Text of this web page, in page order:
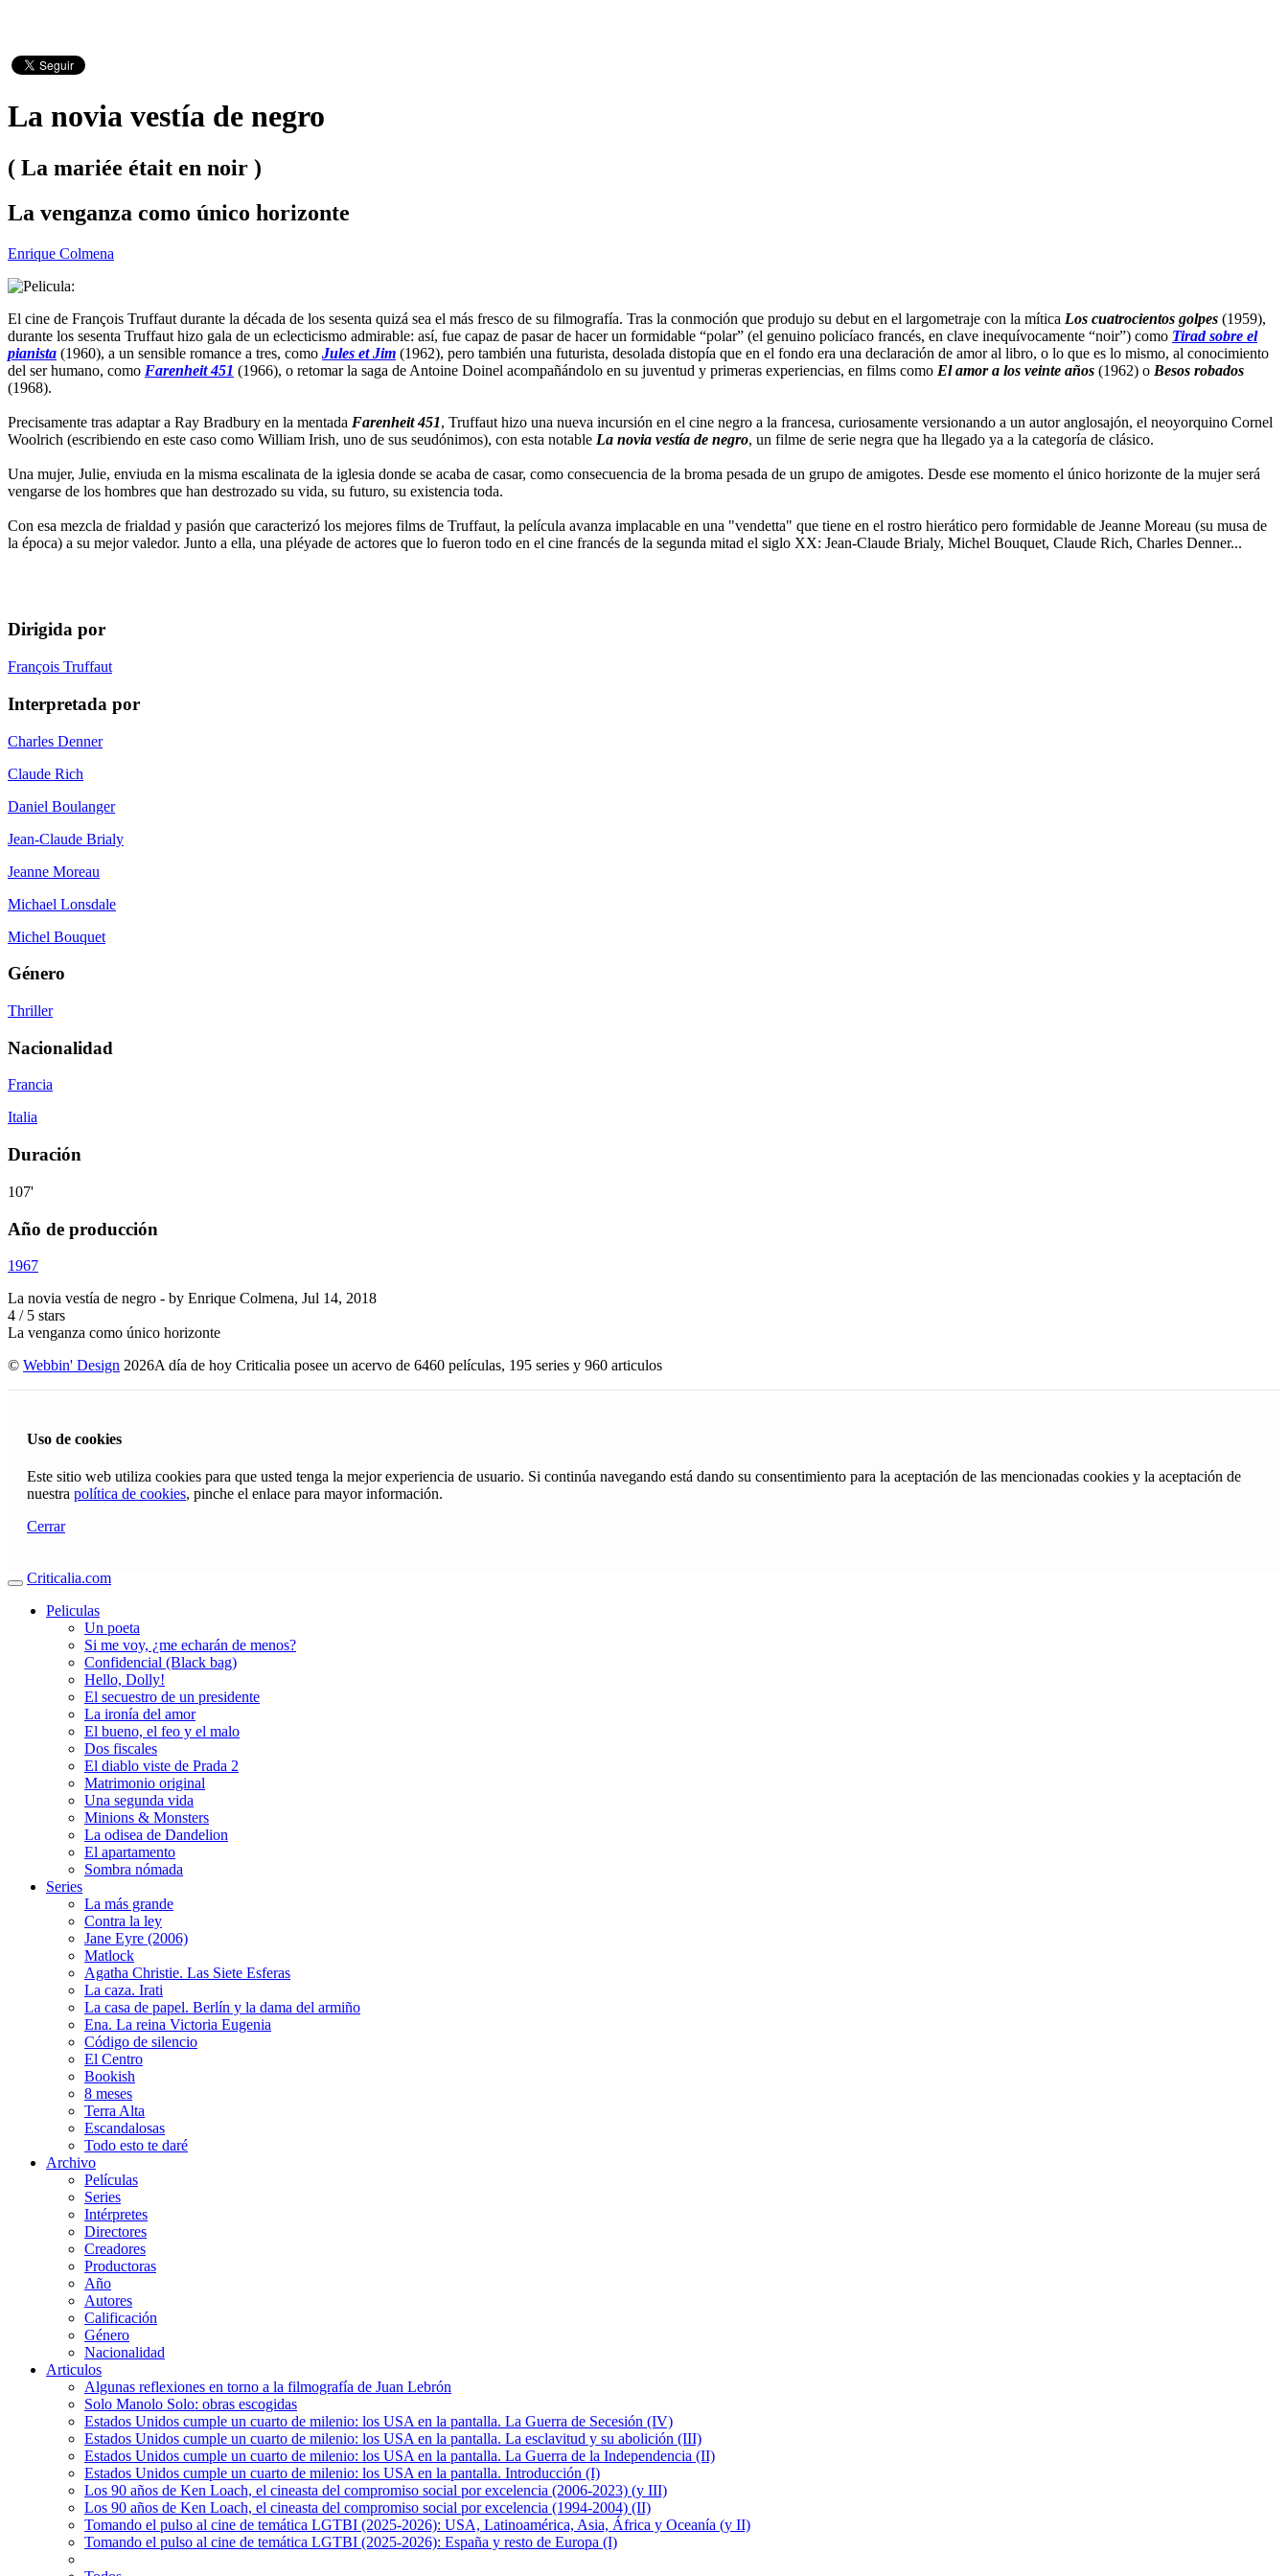
La novia vestía de negro
( La mariée était en noir )
La venganza como único horizonte
Enrique Colmena
El cine de François Truffaut durante la década de los sesenta quizá sea el más fresco de su filmografía. Tras la conmoción que produjo su debut en el largometraje con la mítica Los cuatrocientos golpes (1959),
durante los sesenta Truffaut hizo gala de un eclecticismo admirable: así, fue capaz de pasar de hacer un formidable “polar” (el genuino policíaco francés, en clave inequívocamente “noir”) como Tirad sobre el
pianista (1960), a un sensible romance a tres, como Jules et Jim (1962), pero también una futurista, desolada distopía que en el fondo era una declaración de amor al libro, o lo que es lo mismo, al conocimiento
del ser humano, como Farenheit 451 (1966), o retomar la saga de Antoine Doinel acompañándolo en su juventud y primeras experiencias, en films como El amor a los veinte años (1962) o Besos robados
(1968).
Precisamente tras adaptar a Ray Bradbury en la mentada Farenheit 451, Truffaut hizo una nueva incursión en el cine negro a la francesa, curiosamente versionando a un autor anglosajón, el neoyorquino Cornel
Woolrich (escribiendo en este caso como William Irish, uno de sus seudónimos), con esta notable La novia vestía de negro, un filme de serie negra que ha llegado ya a la categoría de clásico.
Una mujer, Julie, enviuda en la misma escalinata de la iglesia donde se acaba de casar, como consecuencia de la broma pesada de un grupo de amigotes. Desde ese momento el único horizonte de la mujer será
vengarse de los hombres que han destrozado su vida, su futuro, su existencia toda.
Con esa mezcla de frialdad y pasión que caracterizó los mejores films de Truffaut, la película avanza implacable en una "vendetta" que tiene en el rostro hierático pero formidable de Jeanne Moreau (su musa de
la época) a su mejor valedor. Junto a ella, una pléyade de actores que lo fueron todo en el cine francés de la segunda mitad el siglo XX: Jean-Claude Brialy, Michel Bouquet, Claude Rich, Charles Denner...
Dirigida por
François Truffaut
Interpretada por
Charles Denner
Claude Rich
Daniel Boulanger
Jean-Claude Brialy
Jeanne Moreau
Michael Lonsdale
Michel Bouquet
Género
Thriller
Nacionalidad
Francia
Italia
Duración
107'
Año de producción
1967
La novia vestía de negro - by Enrique Colmena, Jul 14, 2018
4 / 5 stars
La venganza como único horizonte
© Webbin' Design 2026A día de hoy Criticalia posee un acervo de 6460 películas, 195 series y 960 articulos
Uso de cookies
Este sitio web utiliza cookies para que usted tenga la mejor experiencia de usuario. Si continúa navegando está dando su consentimiento para la aceptación de las mencionadas cookies y la aceptación de
nuestra política de cookies, pinche el enlace para mayor información.
Cerrar
Criticalia.com
Peliculas
Un poeta
Si me voy, ¿me echarán de menos?
Confidencial (Black bag)
Hello, Dolly!
El secuestro de un presidente
La ironía del amor
El bueno, el feo y el malo
Dos fiscales
El diablo viste de Prada 2
Matrimonio original
Una segunda vida
Minions & Monsters
La odisea de Dandelion
El apartamento
Sombra nómada
Series
La más grande
Contra la ley
Jane Eyre (2006)
Matlock
Agatha Christie. Las Siete Esferas
La caza. Irati
La casa de papel. Berlín y la dama del armiño
Ena. La reina Victoria Eugenia
Código de silencio
El Centro
Bookish
8 meses
Terra Alta
Escandalosas
Todo esto te daré
Archivo
Películas
Series
Intérpretes
Directores
Creadores
Productoras
Año
Autores
Calificación
Género
Nacionalidad
Articulos
Algunas reflexiones en torno a la filmografía de Juan Lebrón
Solo Manolo Solo: obras escogidas
Estados Unidos cumple un cuarto de milenio: los USA en la pantalla. La Guerra de Secesión (IV)
Estados Unidos cumple un cuarto de milenio: los USA en la pantalla. La esclavitud y su abolición (III)
Estados Unidos cumple un cuarto de milenio: los USA en la pantalla. La Guerra de la Independencia (II)
Estados Unidos cumple un cuarto de milenio: los USA en la pantalla. Introducción (I)
Los 90 años de Ken Loach, el cineasta del compromiso social por excelencia (2006-2023) (y III)
Los 90 años de Ken Loach, el cineasta del compromiso social por excelencia (1994-2004) (II)
Tomando el pulso al cine de temática LGTBI (2025-2026): USA, Latinoamérica, Asia, África y Oceanía (y II)
Tomando el pulso al cine de temática LGTBI (2025-2026): España y resto de Europa (I)